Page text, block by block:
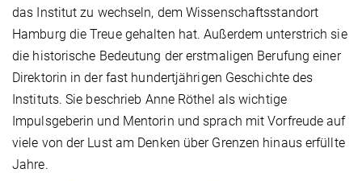
das Institut zu wechseln, dem Wissenschaftsstandort
Hamburg die Treue gehalten hat. Außerdem unterstrich sie
die historische Bedeutung der erstmaligen Berufung einer
Direktorin in der fast hundertjährigen Geschichte des
Instituts. Sie beschrieb Anne Röthel als wichtige
Impulsgeberin und Mentorin und sprach mit Vorfreude auf
viele von der Lust am Denken über Grenzen hinaus erfüllte
Jahre.